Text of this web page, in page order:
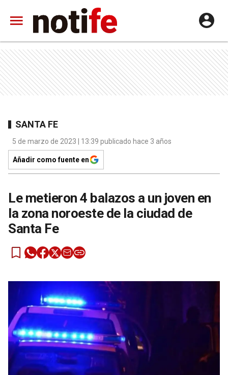
SANTA FE
5 de marzo de 2023 | 13:39 publicado hace 3 años
Añadir como fuente en
Le metieron 4 balazos a un joven en
la zona noroeste de la ciudad de
Santa Fe